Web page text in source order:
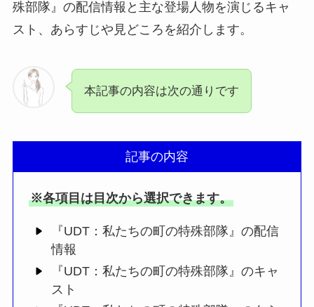
殊部隊』の配信情報と主な登場人物を演じるキャ
スト、あらすじや見どころを紹介します。
本記事の内容は次の通りです
記事の内容
※各項目は目次から選択できます。
『UDT：私たちの町の特殊部隊』の配信
情報
『UDT：私たちの町の特殊部隊』のキャ
スト